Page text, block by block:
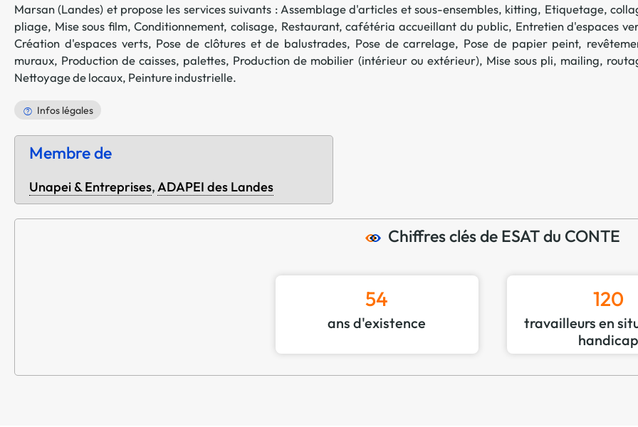
Marsan(Landes) et propose les services suivants : Assemblage d'articles et sous-ensembles, kitting, Etiquetage,
pliage, Mise sous film,Conditionnement, colisage, Restaurant, cafétéria accueillant du public, Entretien d'espaces
Création d'espaces verts, Pose de clôtures et de balustrades, Pose de carrelage, Pose de papier peint,
muraux, Production de caisses, palettes, Production de mobilier (intérieur ou extérieur), Mise sous pli, mailing,
Nettoyage de locaux, Peinture industrielle.
Infos légales
Membre de
Unapei & Entreprises,ADAPEI des Landes
Chiffres clés de ESAT du CONTE
54
ans d'existence
120
travailleurs en
handicap